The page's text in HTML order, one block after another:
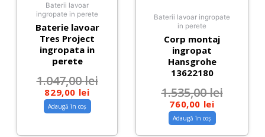
Baterii lavoar
ingropate in perete
Baterie lavoar
Tres Project
ingropata in
perete
1.047,00lei
829,00 lei
Adaugă în coș
Baterii lavoar ingropate
in perete
Corp montaj
ingropat
Hansgrohe
13622180
1.535,00lei
760,00 lei
Adaugă în coș